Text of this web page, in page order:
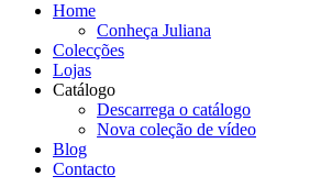
Home
Conheça Juliana
Colecções
Lojas
Catálogo
Descarrega o catálogo
Nova coleção de vídeo
Blog
Contacto